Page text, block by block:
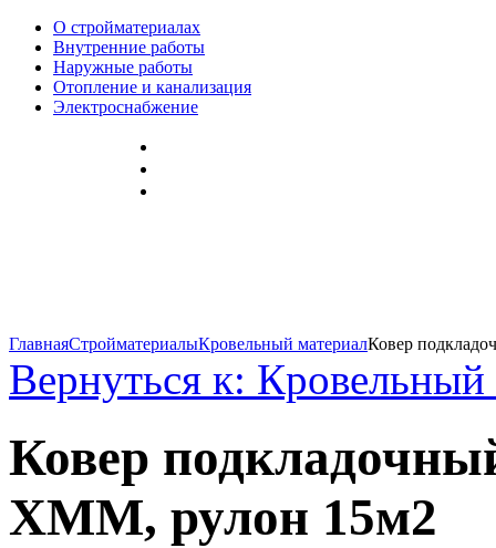
О стройматериалах
Внутренние работы
Наружные работы
Отопление и канализация
Электроснабжение
ГлавнаяСтройматериалыКровельный материалКовер
Вернуться к: Кровельный
Ковер
ХММ, рулон 15м2